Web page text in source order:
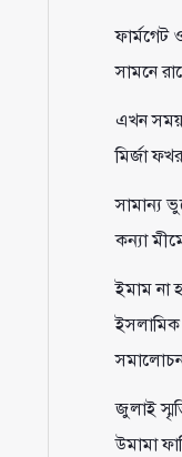
ফার্মগেট
সামনে
এখন সময়
মির্জা
সামান্য
কন্যা
ইমাম না
ইসলামিক
জুলাই
উমামা